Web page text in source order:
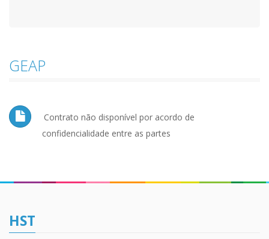
GEAP
Contrato não disponível por acordo de
confidencialidade entre as partes
HST